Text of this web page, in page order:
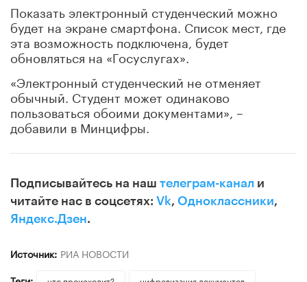
Показать электронный студенческий можно
будет на экране смартфона. Список мест, где
эта возможность подключена, будет
обновляться на «Госуслугах».
«Электронный студенческий не отменяет
обычный. Студент может одинаково
пользоваться обоими документами», –
добавили в Минцифры.
Подписывайтесь на наш телеграм-канал и
читайте нас в соцсетях: Vk, Одноклассники,
Яндекс.Дзен.
Источник: РИА НОВОСТИ